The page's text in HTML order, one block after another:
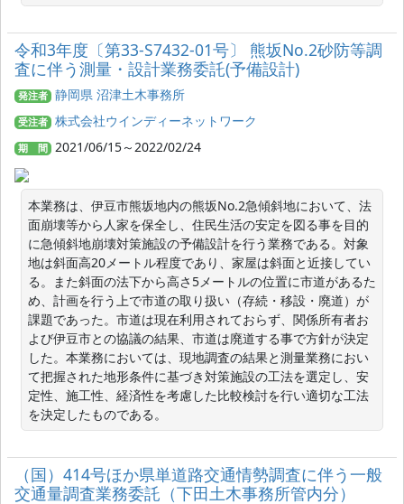
令和3年度〔第33-S7432-01号〕 熊坂No.2砂防等調
査に伴う測量・設計業務委託(予備設計)
発注者 静岡県 沼津土木事務所
受注者 株式会社ウインディーネットワーク
期 間 2021/06/15～2022/02/24
本業務は、伊豆市熊坂地内の熊坂No.2急傾斜地において、法
面崩壊等から人家を保全し、住民生活の安定を図る事を目的
に急傾斜地崩壊対策施設の予備設計を行う業務である。対象
地は斜面高20メートル程度であり、家屋は斜面と近接してい
る。また斜面の法下から高さ5メートルの位置に市道があるた
め、計画を行う上で市道の取り扱い（存続・移設・廃道）が
課題であった。市道は現在利用されておらず、関係所有者お
よび伊豆市との協議の結果、市道は廃道する事で方針が決定
した。本業務においては、現地調査の結果と測量業務におい
て把握された地形条件に基づき対策施設の工法を選定し、安
定性、施工性、経済性を考慮した比較検討を行い適切な工法
を決定したものである。
（国）414号ほか県単道路交通情勢調査に伴う一般
交通量調査業務委託（下田土木事務所管内分）